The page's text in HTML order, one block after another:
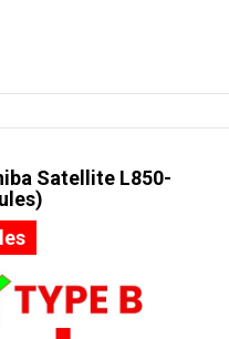
Satellite L850-